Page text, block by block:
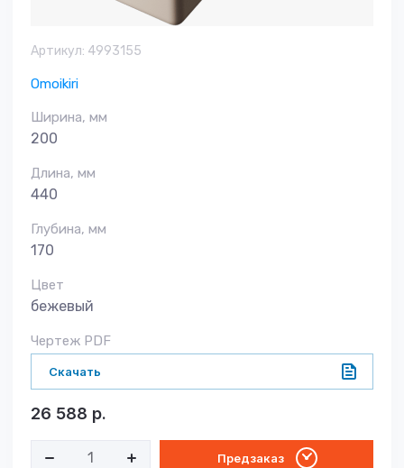
Артикул: 4993155
Omoikiri
Ширина, мм
200
Длина, мм
440
Глубина, мм
170
Цвет
бежевый
Чертеж PDF
Скачать
26 588 р.
Предзаказ